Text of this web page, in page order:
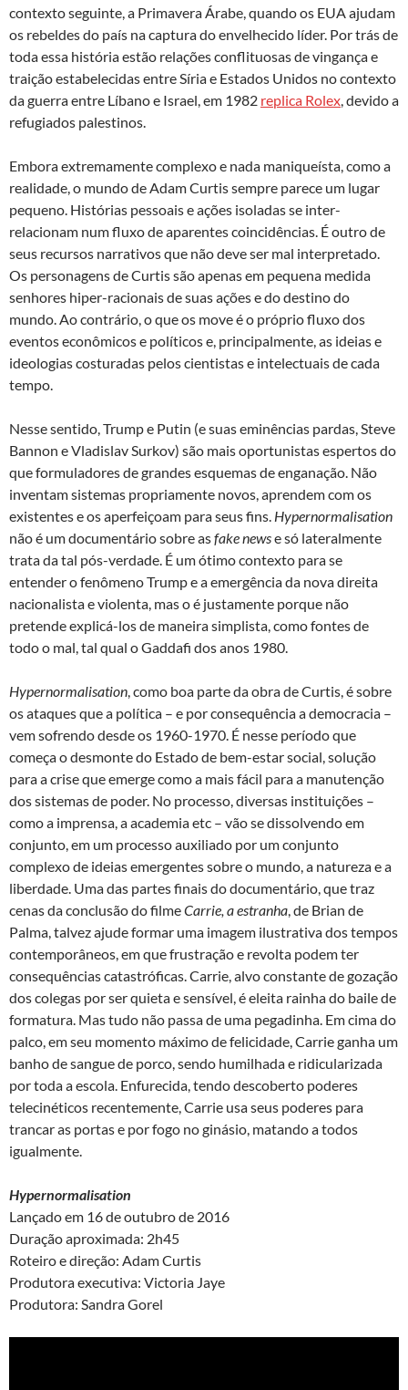
contexto seguinte, a Primavera Árabe, quando os EUA ajudam
os rebeldes do país na captura do envelhecido líder. Por trás de
toda essa história estão relações conflituosas de vingança e
traição estabelecidas entre Síria e Estados Unidos no contexto
da guerra entre Líbano e Israel, em 1982 replica Rolex, devido a
refugiados palestinos.
Embora extremamente complexo e nada maniqueísta, como a
realidade, o mundo de Adam Curtis sempre parece um lugar
pequeno. Histórias pessoais e ações isoladas se inter-
relacionam num fluxo de aparentes coincidências. É outro de
seus recursos narrativos que não deve ser mal interpretado.
Os personagens de Curtis são apenas em pequena medida
senhores hiper-racionais de suas ações e do destino do
mundo. Ao contrário, o que os move é o próprio fluxo dos
eventos econômicos e políticos e, principalmente, as ideias e
ideologias costuradas pelos cientistas e intelectuais de cada
tempo.
Nesse sentido, Trump e Putin (e suas eminências pardas, Steve
Bannon e Vladislav Surkov) são mais oportunistas espertos do
que formuladores de grandes esquemas de enganação. Não
inventam sistemas propriamente novos, aprendem com os
existentes e os aperfeiçoam para seus fins. Hypernormalisation
não é um documentário sobre asfake newse só lateralmente
trata da tal pós-verdade. É um ótimo contexto para se
entender o fenômeno Trump e a emergência da nova direita
nacionalista e violenta, mas o é justamente porque não
pretende explicá-los de maneira simplista, como fontes de
todo o mal, tal qual o Gaddafi dos anos 1980.
Hypernormalisation, como boa parte da obra de Curtis, é sobre
os ataques que a política – e por consequência a democracia –
vem sofrendo desde os 1960-1970. É nesse período que
começa o desmonte do Estado de bem-estar social, solução
para a crise que emerge como a mais fácil para a manutenção
dos sistemas de poder. No processo, diversas instituições –
como a imprensa, a academia etc – vão se dissolvendo em
conjunto, em um processo auxiliado por um conjunto
complexo de ideias emergentes sobre o mundo, a natureza e a
liberdade. Uma das partes finais do documentário, que traz
cenas da conclusão do filmeCarrie, a estranha, de Brian de
Palma, talvez ajude formar uma imagem ilustrativa dos tempos
contemporâneos, em que frustração e revolta podem ter
consequências catastróficas. Carrie, alvo constante de gozação
dos colegas por ser quieta e sensível, é eleita rainha do baile de
formatura. Mas tudo não passa de uma pegadinha. Em cima do
palco, em seu momento máximo de felicidade, Carrie ganha um
banho de sangue de porco, sendo humilhada e ridicularizada
por toda a escola. Enfurecida, tendo descoberto poderes
telecinéticos recentemente, Carrie usa seus poderes para
trancar as portas e por fogo no ginásio, matando a todos
igualmente.
Hypernormalisation
Lançado em 16 de outubro de 2016
Duração aproximada: 2h45
Roteiro e direção: Adam Curtis
Produtora executiva: Victoria Jaye
Produtora: Sandra Gorel